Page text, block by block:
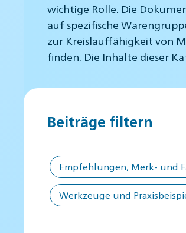
wichtige Rolle. Die
auf spezifische
zur Kreislauffähigkeit von
finden. Die Inhalte dieser
Beiträge filtern
Empfehlungen, Merk- und
Werkzeuge und